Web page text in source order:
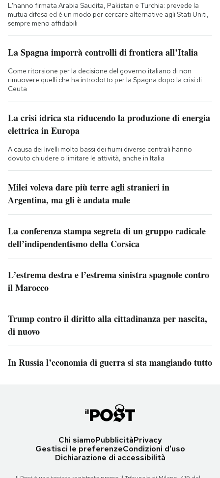
L'hanno firmata Arabia Saudita, Pakistan e Turchia: prevede la
mutua difesa ed è un modo per cercare alternative agli Stati Uniti,
sempre meno affidabili
La Spagna imporrà controlli di frontiera all’Italia
Come ritorsione per la decisione del governo italiano di non
rimuovere quelli che ha introdotto per la Spagna dopo la crisi di
Ceuta
La crisi idrica sta riducendo la produzione di energia
elettrica in Europa
A causa dei livelli molto bassi dei fiumi diverse centrali hanno
dovuto chiudere o limitare le attività, anche in Italia
Milei voleva dare più terre agli stranieri in
Argentina, ma gli è andata male
La conferenza stampa segreta di un gruppo radicale
dell’indipendentismo della Corsica
L’estrema destra e l’estrema sinistra spagnole contro
il Marocco
Trump contro il diritto alla cittadinanza per nascita,
di nuovo
In Russia l’economia di guerra si sta mangiando tutto
Chi siamoPubblicitàPrivacy
Gestisci le preferenzeCondizioni d'uso
Dichiarazione di accessibilità